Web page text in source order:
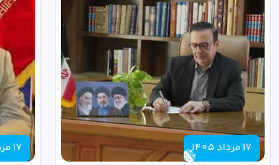
17 مرداد 1405 17 مرداد 1405